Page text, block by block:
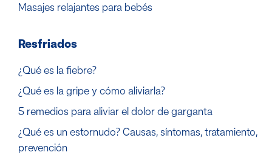
Masajes relajantes para bebés
Resfriados
¿Qué es la fiebre?
¿Qué es la gripe y cómo aliviarla?
5 remedios para aliviar el dolor de garganta
¿Qué es un estornudo? Causas, síntomas, tratamiento,
prevención